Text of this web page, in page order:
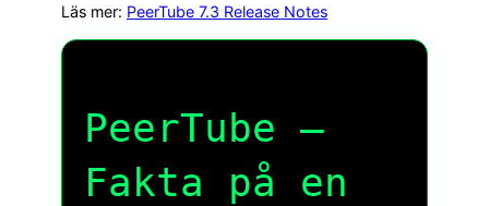
Läs mer: PeerTube 7.3 Release Notes
PeerTube –
Fakta på en